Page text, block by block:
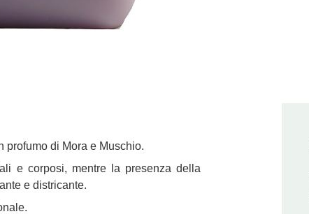
profumo di Mora e Muschio.
e corposi, mentre la presenza della
e districante.